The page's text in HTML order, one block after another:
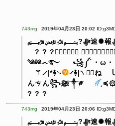
743mg 2019年04月23日 20:02
? ? ?⃟⃟⃟⃟⃤⃟無⃟⃤⃟⃤⃟為
༄༅༅෴࿐ ꧁༼´・ω
⚚୵|*࿈࿙
࿚࿈|৲死⃢ね
んㄘん꧂ﷺ༒༗
☤
? ? ?
743mg 2019年04月23日 20:06